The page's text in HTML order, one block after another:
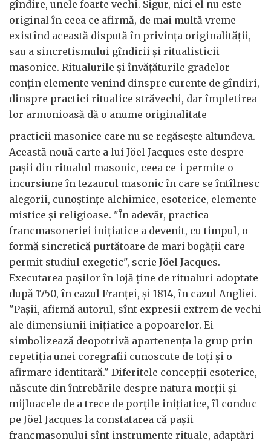
gîndire, unele foarte vechi. Sigur, nici el nu este
original în ceea ce afirmă, de mai multă vreme
existînd această dispută în privința originalității,
sau a sincretismului gîndirii și ritualisticii
masonice. Ritualurile și învățăturile gradelor
conțin elemente venind dinspre curente de gîndiri,
dinspre practici ritualice străvechi, dar împletirea
lor armonioasă dă o anume originalitate
practicii masonice care nu se regăsește altundeva.
Această nouă carte a lui Jöel Jacques este despre
pașii din ritualul masonic, ceea ce-i permite o
incursiune în tezaurul masonic în care se întîlnesc
alegorii, cunoștințe alchimice, esoterice, elemente
mistice și religioase. "În adevăr, practica
francmasoneriei inițiatice a devenit, cu timpul, o
formă sincretică purtătoare de mari bogății care
permit studiul exegetic", scrie Jöel Jacques.
Executarea pașilor în lojă ține de ritualuri adoptate
după 1750, în cazul Franței, și 1814, în cazul Angliei.
"Pașii, afirmă autorul, sînt expresii extrem de vechi
ale dimensiunii inițiatice a popoarelor. Ei
simbolizează deopotrivă apartenența la grup prin
repetiția unei coregrafii cunoscute de toți și o
afirmare identitară." Diferitele concepții esoterice,
născute din întrebările despre natura morții și
mijloacele de a trece de porțile inițiatice, îl conduc
pe Jöel Jacques la constatarea că pașii
francmasonului sînt instrumente rituale, adaptări